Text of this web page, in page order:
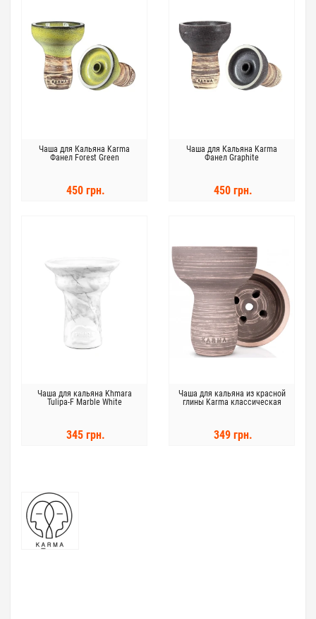
Чаша для Кальяна Karma
Фанел Forest Green
450 грн.
Чаша для Кальяна Karma
Фанел Graphite
450 грн.
Чаша для кальяна Khmara
Tulipa-F Marble White
345 грн.
Чаша для кальяна из красной
глины Karma классическая
349 грн.